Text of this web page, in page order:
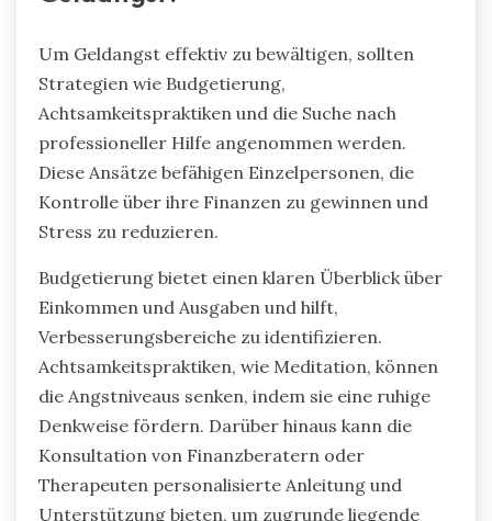
Was sind die universellen
Strategien zur Bewältigung von
Geldangst?
Strategien wie Budgetierung,
Achtsamkeitspraktiken und die Suche nach
professioneller Hilfe angenommen werden.
Diese Ansätze befähigen Einzelpersonen, die
Kontrolle über ihre Finanzen zu gewinnen und
Stress zu reduzieren.
Budgetierung bietet einen klaren Überblick über
Einkommen und Ausgaben und hilft,